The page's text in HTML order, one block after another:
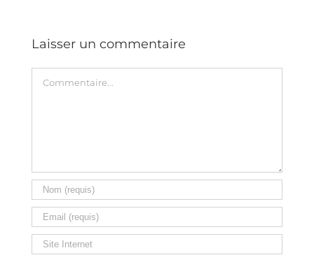
Laisser un commentaire